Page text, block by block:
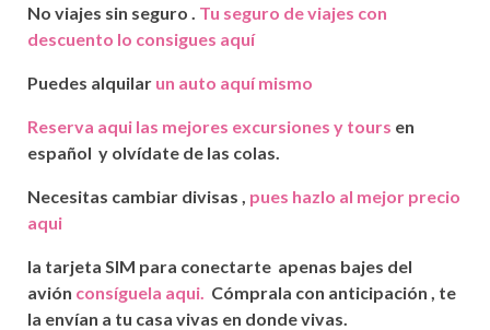
No viajes sin seguro . Tu seguro de viajes con
descuento lo consigues aquí
Puedes alquilar un auto aquí mismo
Reserva aqui las mejores excursiones y tours en
español y olvídate de las colas.
Necesitas cambiar divisas ,
pues hazlo al mejor precio
aqui
la tarjeta SIM para conectarte apenas bajes del
avión consíguela aqui. Cómprala con anticipación , te
la envían a tu casa vivas en donde vivas.